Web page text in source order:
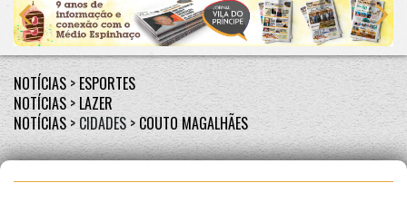
NOTÍCIAS > ESPORTES
NOTÍCIAS >LAZER
NOTÍCIAS> CIDADES >COUTO MAGALHÃES